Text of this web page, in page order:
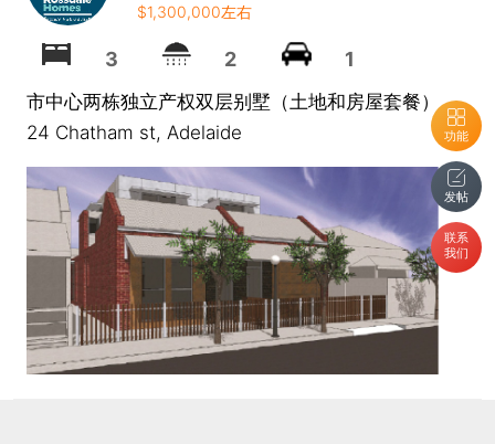
功能
发帖
联系
我们
$1,300,000左右
3 2 1
市中心两栋独立产权双层别墅（土地和房屋套餐）
24 Chatham st, Adelaide